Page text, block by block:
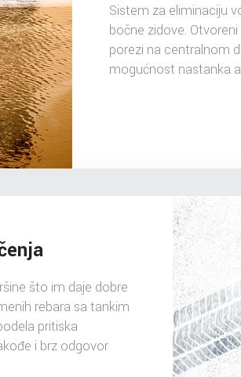
Sistem za eliminaciju
bočne zidove.
porezi na centralnom
mogućnost nastanka
što im daje dobre
rebara sa tankim
pritiska
i brz odgovor